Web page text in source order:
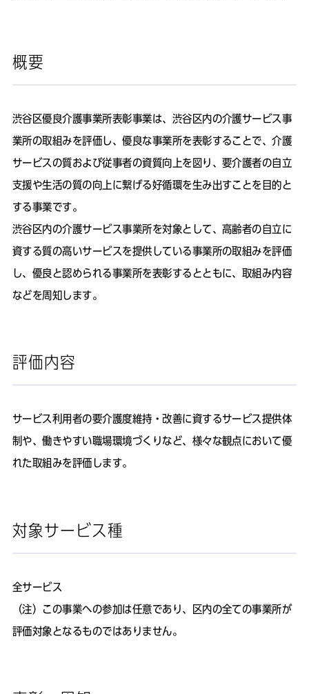
概要
渋谷区優良介護事業所表彰事業は、渋谷区内の介護サービス事
業所の取組みを評価し、優良な事業所を表彰することで、介護
サービスの質および従事者の資質向上を図り、要介護者の自立
支援や生活の質の向上に繋げる好循環を生み出すことを目的と
する事業です。
渋谷区内の介護サービス事業所を対象として、高齢者の自立に
資する質の高いサービスを提供している事業所の取組みを評価
し、優良と認められる事業所を表彰するとともに、取組み内容
などを周知します。
評価内容
サービス利用者の要介護度維持・改善に資するサービス提供体
制や、働きやすい職場環境づくりなど、様々な観点において優
れた取組みを評価します。
対象サービス種
全サービス
（注）この事業への参加は任意であり、区内の全ての事業所が
評価対象となるものではありません。